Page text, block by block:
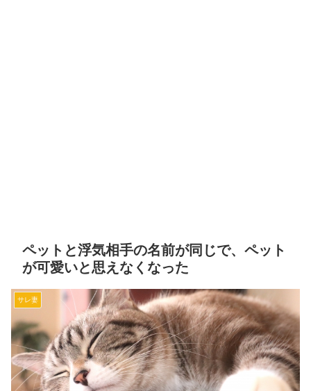
ペットと浮気相手の名前が同じで、ペット
が可愛いと思えなくなった
サレ妻